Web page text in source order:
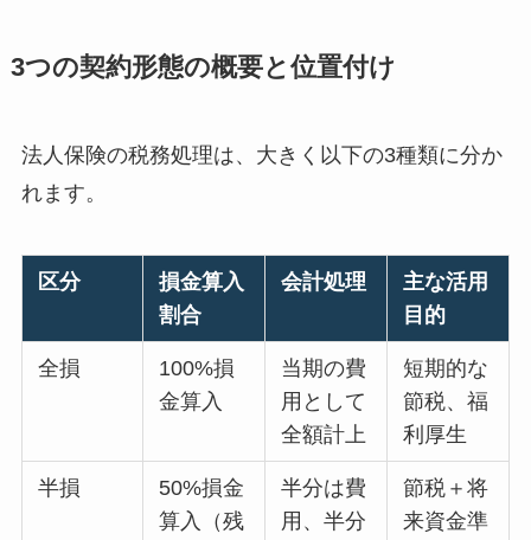
3つの契約形態の概要と位置付け
法人保険の税務処理は、大きく以下の3種類に分か
れます。
区分
損金算入
割合
会計処理
主な活用
目的
全損
100%損
金算入
当期の費
用として
全額計上
短期的な
節税、福
利厚生
半損
50%損金
算入（残
半分は費
用、半分
節税＋将
来資金準